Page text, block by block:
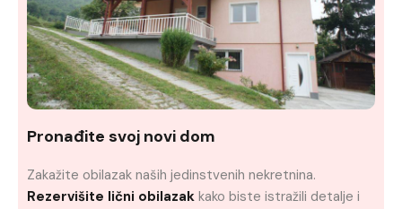
Pronađite svoj novi dom
Zakažite obilazak naših jedinstvenih nekretnina.
Rezervišite lični obilazak kako biste istražili detalje i